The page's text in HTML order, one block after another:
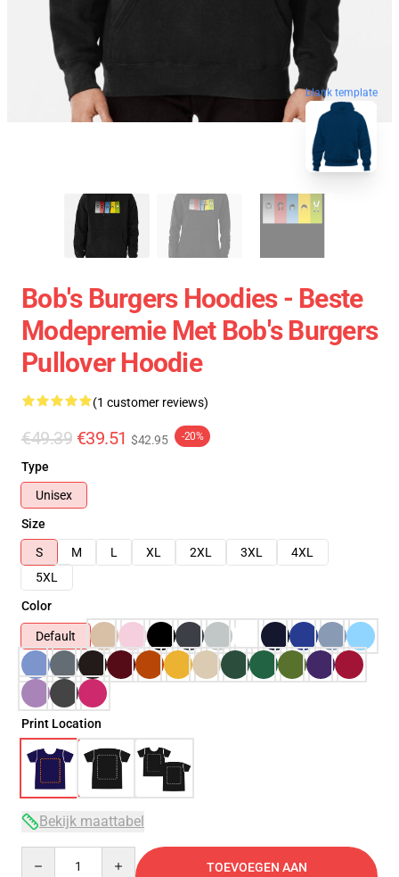
blank template
Bob's Burgers Hoodies - Beste
Modepremie Met Bob's Burgers
Pullover Hoodie
(1 customer reviews)
€49.39 €39.51 $42.95 -20%
Type
Unisex
Size
S
M L XL 2XL 3XL
4XL
5XL
Color
Default
Print Location
Bekijk maattabel
TOEVOEGEN AAN